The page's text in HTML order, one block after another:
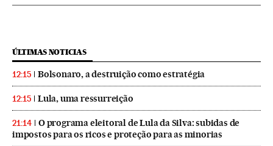
ÚLTIMAS NOTICIAS
12:15 Bolsonaro, a destruição como estratégia
12:15 Lula, uma ressurreição
21:14
O programa eleitoral de Lula da Silva: subidas de
impostos para os ricos e proteção para as minorias